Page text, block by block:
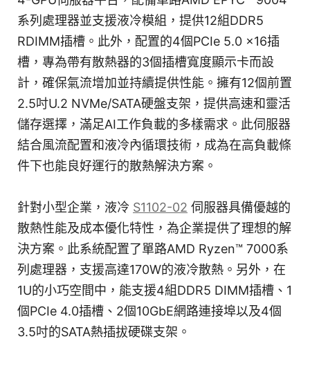
系列處理器並支援液冷模組，提供12組DDR5
RDIMM插槽。此外，配置的4個PCIe 5.0 x16插
槽，專為帶有散熱器的3個插槽寬度顯示卡而設
計，確保氣流增加並持續提供性能。擁有12個前置
2.5吋U.2 NVMe/SATA硬盤支架，提供高速和靈活
儲存選擇，滿足AI工作負載的多樣需求。此伺服器
結合風流配置和液冷內循環技術，成為在高負載條
件下也能良好運行的散熱解決方案。
針對小型企業，液冷 S1102-02 伺服器具備優越的
散熱性能及成本優化特性，為企業提供了理想的解
決方案。此系統配置了單路AMD Ryzen™ 7000系
列處理器，支援高達170W的液冷散熱。另外，在
1U的小巧空間中，能支援4組DDR5 DIMM插槽、1
個PCIe 4.0插槽、2個10GbE網路連接埠以及4個
3.5吋的SATA熱插拔硬碟支架。